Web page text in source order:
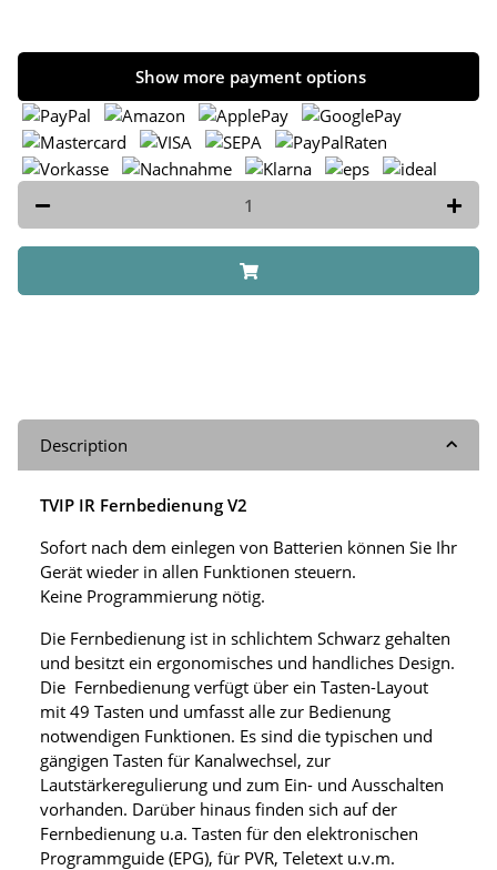
Show more payment options
Description
TVIP IR Fernbedienung V2
Sofort nach dem einlegen von Batterien können Sie Ihr
Gerät wieder in allen Funktionen steuern.
Keine Programmierung nötig.
Die Fernbedienung ist in schlichtem Schwarz gehalten
und besitzt ein ergonomisches und handliches Design.
Die Fernbedienung verfügt über ein Tasten-Layout
mit 49 Tasten und umfasst alle zur Bedienung
notwendigen Funktionen. Es sind die typischen und
gängigen Tasten für Kanalwechsel, zur
Lautstärkeregulierung und zum Ein- und Ausschalten
vorhanden. Darüber hinaus finden sich auf der
Fernbedienung u.a. Tasten für den elektronischen
Programmguide (EPG), für PVR, Teletext u.v.m.